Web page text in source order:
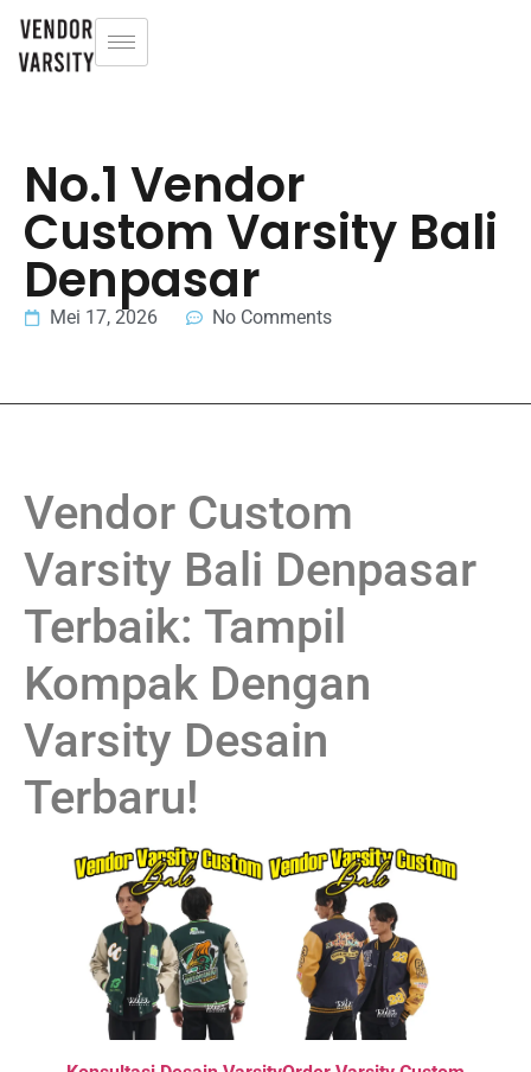
No.1 Vendor
Custom Varsity Bali
Denpasar
Mei 17, 2026 No Comments
Vendor Custom
Varsity Bali Denpasar
Terbaik: Tampil
Kompak Dengan
Varsity Desain
Terbaru!